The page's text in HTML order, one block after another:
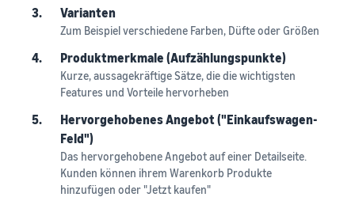
3. Varianten
Zum Beispiel verschiedene Farben, Düfte oder Größen
4. Produktmerkmale (Aufzählungspunkte)
Kurze, aussagekräftige Sätze, die die wichtigsten
Features und Vorteile hervorheben
5.
Hervorgehobenes Angebot ("Einkaufswagen-
Feld")
Das hervorgehobene Angebot auf einer Detailseite.
Kunden können ihrem Warenkorb Produkte
hinzufügen oder "Jetzt kaufen"